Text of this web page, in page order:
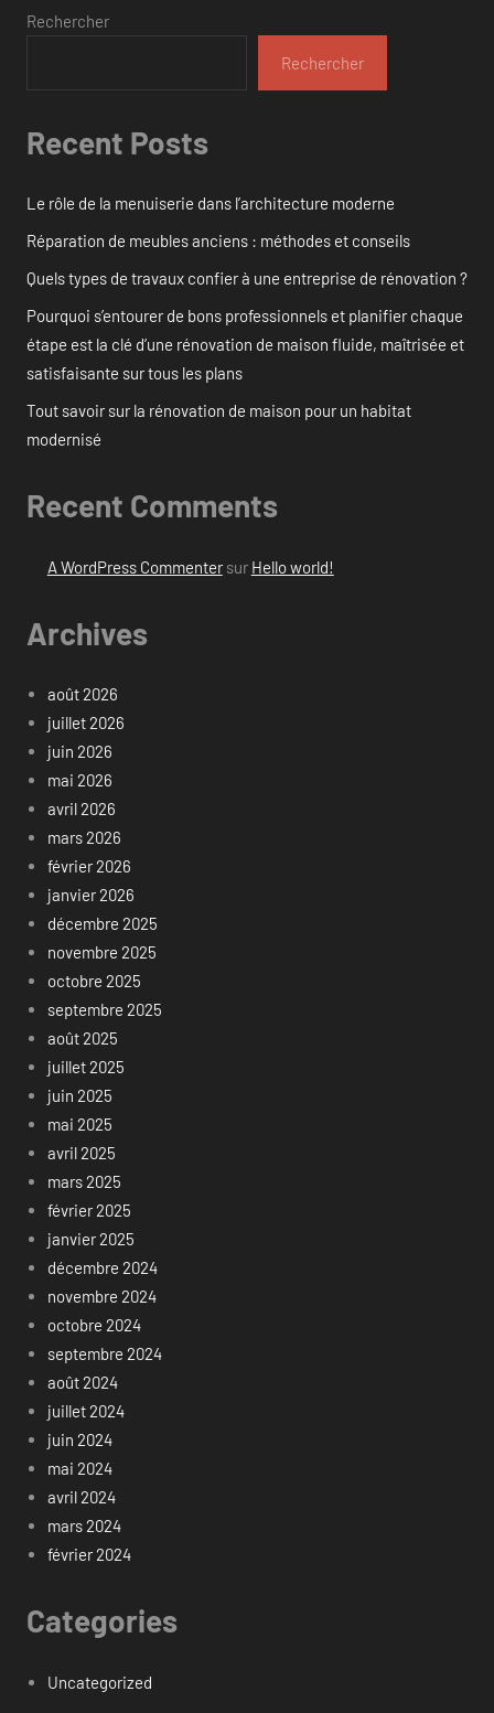
Rechercher
Rechercher
Recent Posts
Le rôle de la menuiserie dans l’architecture moderne
Réparation de meubles anciens : méthodes et conseils
Quels types de travaux confier à une entreprise de rénovation ?
Pourquoi s’entourer de bons professionnels et planifier chaque
étape est la clé d’une rénovation de maison fluide, maîtrisée et
satisfaisante sur tous les plans
Tout savoir sur la rénovation de maison pour un habitat
modernisé
Recent Comments
A WordPress Commentersur Hello world!
Archives
août 2026
juillet 2026
juin 2026
mai 2026
avril 2026
mars 2026
février 2026
janvier 2026
décembre 2025
novembre 2025
octobre 2025
septembre 2025
août 2025
juillet 2025
juin 2025
mai 2025
avril 2025
mars 2025
février 2025
janvier 2025
décembre 2024
novembre 2024
octobre 2024
septembre 2024
août 2024
juillet 2024
juin 2024
mai 2024
avril 2024
mars 2024
février 2024
Categories
Uncategorized